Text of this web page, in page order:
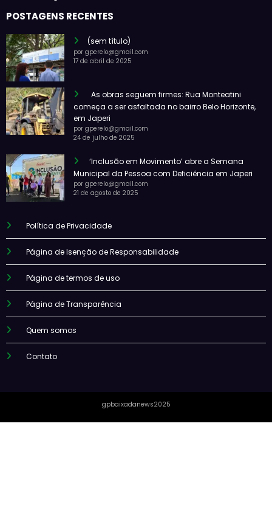
POSTAGENS RECENTES
(sem título)
por gperelo@gmail.com
17 de abril de 2025
As obras seguem firmes: Rua Monteatini
começa a ser asfaltada no bairro Belo Horizonte,
em Japeri
por gperelo@gmail.com
24 de julho de 2025
‘Inclusão em Movimento’ abre a Semana
Municipal da Pessoa com Deficiência em Japeri
por gperelo@gmail.com
21 de agosto de 2025
Política de Privacidade
Página de Isenção de Responsabilidade
Página de termos de uso
Página de Transparência
Quem somos
Contato
gpbaixadanews2025